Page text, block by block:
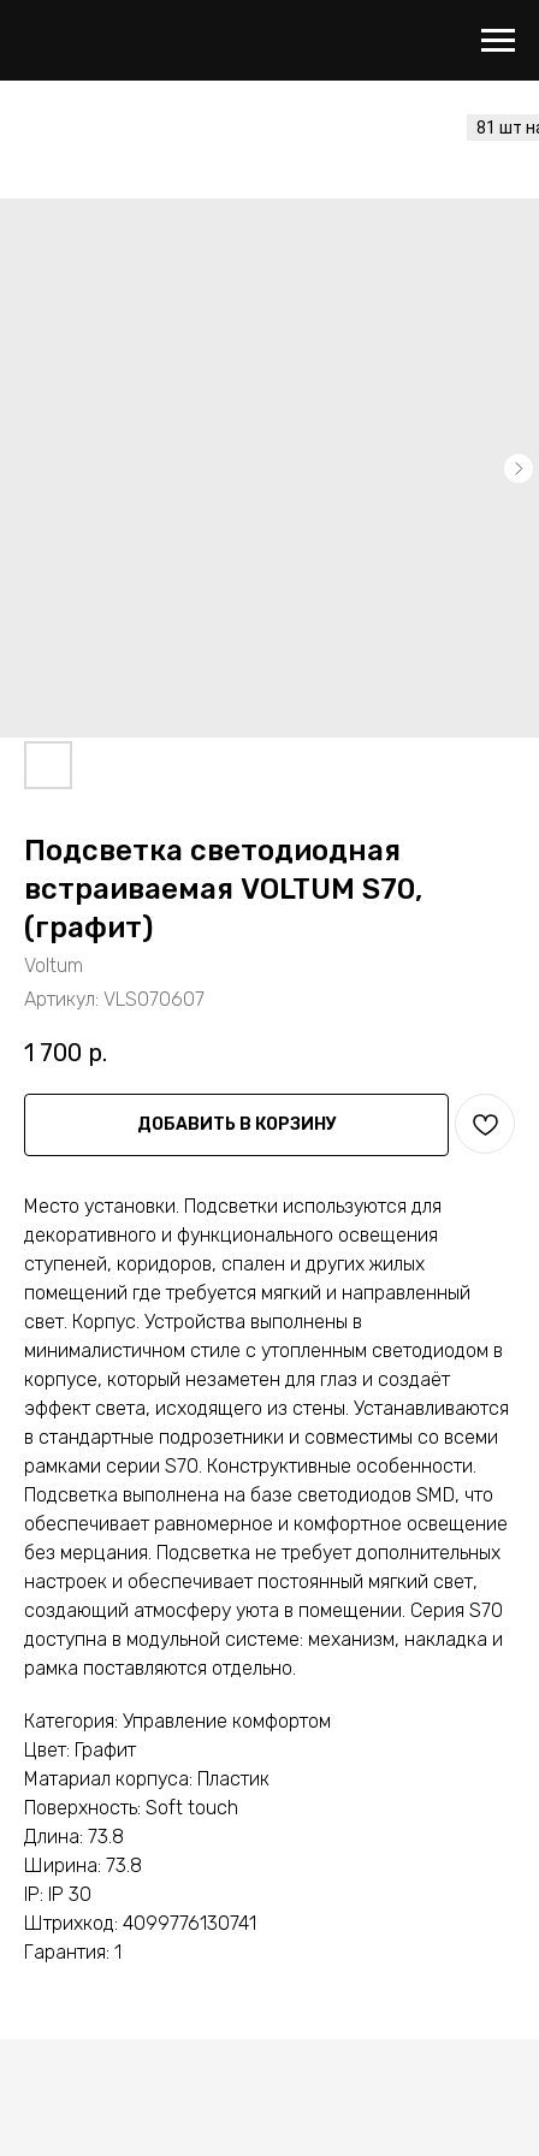
Подсветка светодиодная
встраиваемая VOLTUM S70,
(графит)
Voltum
Артикул: VLS070607
1 700 р.
ДОБАВИТЬ В КОРЗИНУ
Место установки. Подсветки используются для
декоративного и функционального освещения
ступеней, коридоров, спален и других жилых
помещений где требуется мягкий и направленный
свет. Корпус. Устройства выполнены в
минималистичном стиле с утопленным светодиодом в
корпусе, который незаметен для глаз и создаёт
эффект света, исходящего из стены. Устанавливаются
в стандартные подрозетники и совместимы со всеми
рамками серии S70. Конструктивные особенности.
Подсветка выполнена на базе светодиодов SMD, что
обеспечивает равномерное и комфортное освещение
без мерцания. Подсветка не требует дополнительных
настроек и обеспечивает постоянный мягкий свет,
создающий атмосферу уюта в помещении. Серия S70
доступна в модульной системе: механизм, накладка и
рамка поставляются отдельно.
Категория: Управление комфортом
Цвет: Графит
Матариал корпуса: Пластик
Поверхность: Soft touch
Длина: 73.8
Ширина: 73.8
IP: IP 30
Штрихкод: 4099776130741
Гарантия: 1